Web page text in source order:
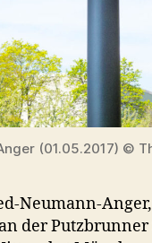
(01.05.2017) ©
Neumann-
der